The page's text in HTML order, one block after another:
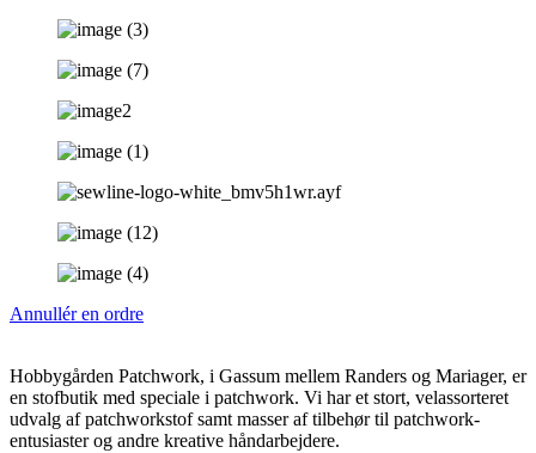
Annullér en ordre
Hobbygården Patchwork, i Gassum mellem Randers og Mariager, er
en stofbutik med speciale i patchwork. Vi har et stort, velassorteret
udvalg af patchworkstof samt masser af tilbehør til patchwork-
entusiaster og andre kreative håndarbejdere.